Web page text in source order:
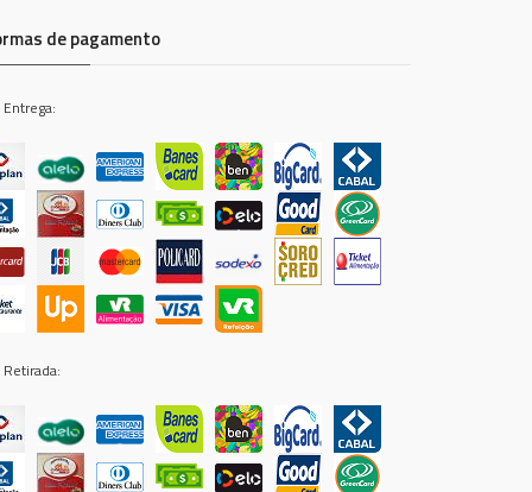
de pagamento
Entrega:
Retirada: